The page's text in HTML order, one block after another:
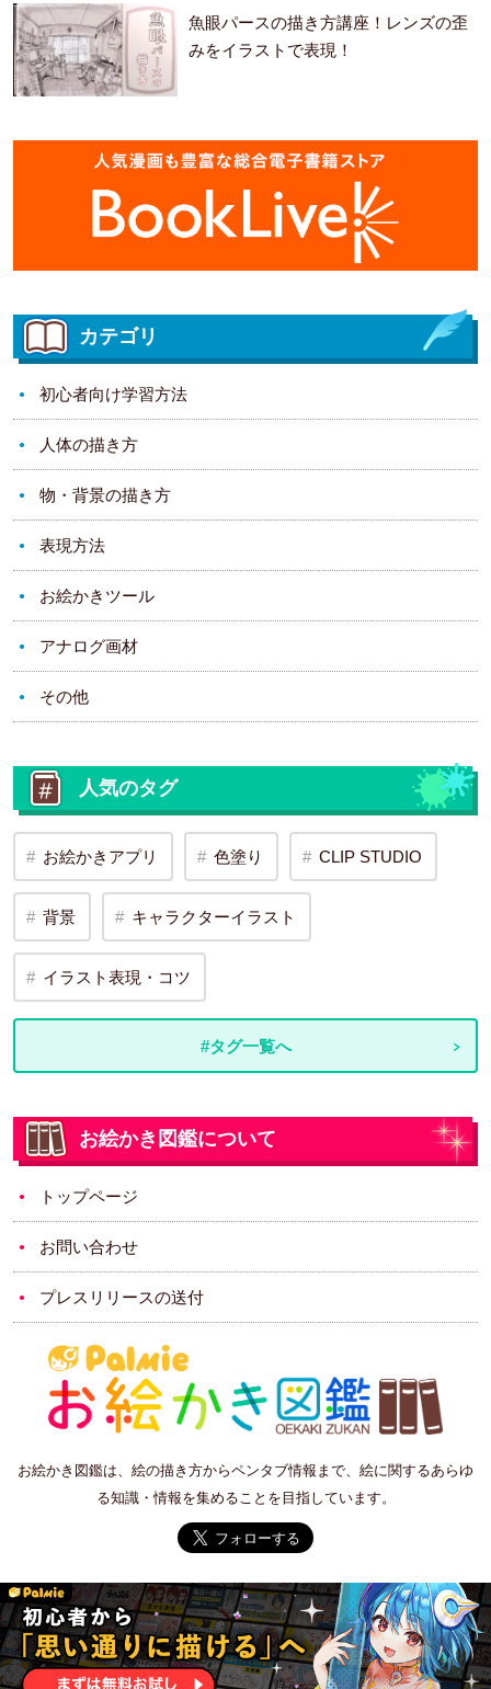
魚眼パースの描き方講座！レンズの歪
みをイラストで表現！
カテゴリ
初心者向け学習方法
人体の描き方
物・背景の描き方
表現方法
お絵かきツール
アナログ画材
その他
人気のタグ
お絵かきアプリ 色塗り CLIP STUDIO
背景 キャラクターイラスト
イラスト表現・コツ
#タグ一覧へ
お絵かき図鑑について
トップページ
お問い合わせ
プレスリリースの送付
お絵かき図鑑は、絵の描き方からペンタブ情報まで、絵に関するあらゆ
る知識・情報を集めることを目指しています。